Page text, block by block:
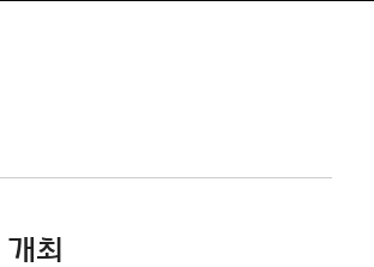
CI
최